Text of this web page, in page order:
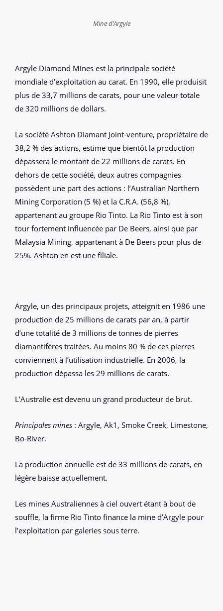
Mine d’Argyle
Argyle Diamond Mines est la principale société
mondiale d’exploitation au carat. En 1990, elle produisit
plus de 33,7 millions de carats, pour une valeur totale
de 320 millions de dollars.
La société Ashton Diamant Joint-venture, propriétaire de
38,2 % des actions, estime que bientôt la production
dépassera le montant de 22 millions de carats. En
dehors de cette société, deux autres compagnies
possèdent une part des actions : l’Australian Northern
Mining Corporation (5 %) et la C.R.A. (56,8 %),
appartenant au groupe Rio Tinto. La Rio Tinto est à son
tour fortement influencée par De Beers, ainsi que par
Malaysia Mining, appartenant à De Beers pour plus de
25%. Ashton en est une filiale.
Argyle, un des principaux projets, atteignit en 1986 une
production de 25 millions de carats par an, à partir
d’une totalité de 3 millions de tonnes de pierres
diamantifères traitées. Au moins 80 % de ces pierres
conviennent à l’utilisation industrielle. En 2006, la
production dépassa les 29 millions de carats.
L’Australie est devenu un grand producteur de brut.
Principales mines : Argyle, Ak1, Smoke Creek, Limestone,
Bo-River.
La production annuelle est de 33 millions de carats, en
légère baisse actuellement.
Les mines Australiennes à ciel ouvert étant à bout de
souffle, la firme Rio Tinto finance la mine d’Argyle pour
l’exploitation par galeries sous terre.